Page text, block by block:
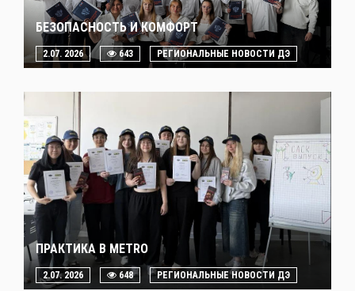
БЕЗОПАСНОСТЬ И КОМФОРТ
2.07. 2026 643 РЕГИОНАЛЬНЫЕ НОВОСТИ ДЭ
ПРАКТИКА В METRO
2.07. 2026 648 РЕГИОНАЛЬНЫЕ НОВОСТИ ДЭ